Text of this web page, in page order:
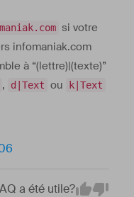
si votre
infomaniak.com
à “(lettre)|(texte)”
, d|Text ou k|Text
a été utile?